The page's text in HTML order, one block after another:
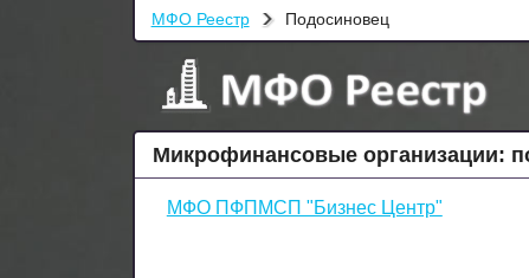
МФО Реестр Подосиновец
Микрофинансовые организации:
МФО ПФПМСП "Бизнес Центр"